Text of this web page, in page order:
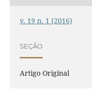
v. 19 n. 1 (2016)
SEÇÃO
Artigo Original